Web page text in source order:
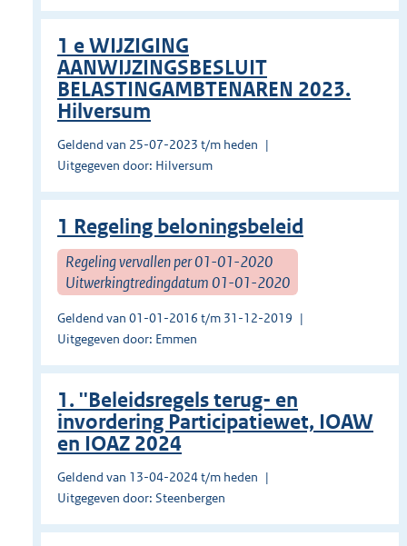
1 e WIJZIGING
AANWIJZINGSBESLUIT
BELASTINGAMBTENAREN 2023.
Hilversum
Geldend van 25-07-2023 t/m heden
Uitgegeven door: Hilversum
1 Regeling beloningsbeleid
Regeling vervallen per 01-01-2020
Uitwerkingtredingdatum 01-01-2020
Geldend van 01-01-2016 t/m 31-12-2019
Uitgegeven door: Emmen
1. ''Beleidsregels terug- en
invordering Participatiewet, IOAW
en IOAZ 2024
Geldend van 13-04-2024 t/m heden
Uitgegeven door: Steenbergen